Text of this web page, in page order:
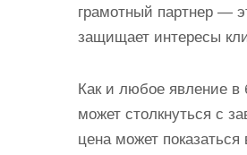
грамотный партнер —
защищает интересы
Как и любое явление в
может столкнуться с
цена может